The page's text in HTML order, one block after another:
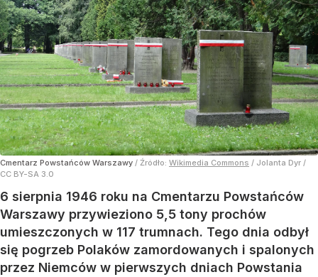
Cmentarz Powstańców Warszawy / Źródło: Wikimedia Commons / Jolanta Dyr /
CC BY-SA 3.0
6 sierpnia 1946 roku na Cmentarzu Powstańców
Warszawy przywieziono 5,5 tony prochów
umieszczonych w 117 trumnach. Tego dnia odbył
się pogrzeb Polaków zamordowanych i spalonych
przez Niemców w pierwszych dniach Powstania